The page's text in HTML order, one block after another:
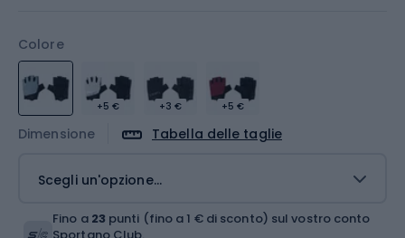
Colore
+5 € +3 € +5 €
Dimensione Tabella delle taglie
Scegli un'opzione...
Fino a 23 punti (fino a 1 € di sconto) sul vostro conto
Sportano Club.